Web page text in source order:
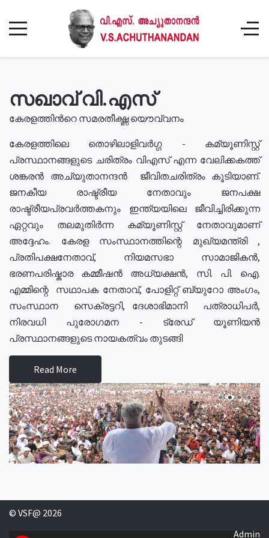
സഖാവ് വി.എസ്
കേരളത്തിൻറെ സമരതീക്ഷ്ണ യൌവ്വനം
കേരളത്തിലെ തൊഴിലാളിവർഗ്ഗ - കമ്യൂണിസ്റ്റ്
പ്രസ്ഥാനങ്ങളുടെ ചരിത്രം വിഎസ് എന്ന വേലിക്കകത്ത്
ശങ്കരൻ അച്യുതാനന്ദൻ ജീവിതചരിത്രം കൂടിയാണ്.
ജനകീയ രാഷ്ട്രീയ നേതാവും ജനപക്ഷ
രാഷ്ട്രീയപ്രവർത്തകനും ഇന്ത്യയിലെ ജീവിച്ചിരിക്കുന്ന
ഏറ്റവും തലമുതിർന്ന കമ്യൂണിസ്റ്റ് നേതാവുമാണ്
അദ്ദേഹം. കേരള സംസ്ഥാനത്തിന്റെ മുഖ്യമന്ത്രി ,
പ്രതിപക്ഷനേതാവ്, നിയമസഭാ സാമാജികൻ,
ഭരണപരിഷ്കാര കമ്മീഷൻ അധ്യക്ഷൻ, സി. പി. ഐ.
എമ്മിന്റെ സഥാപക നേതാവ്, പോളിറ്റ് ബ്യുറോ അംഗം,
സംസ്ഥാന സെക്രട്ടറി, ദേശാഭിമാനി പത്രാധിപർ,
നിരവധി പുരോഗമന - ട്രേഡ് യൂണിയൻ
പ്രസ്ഥാനങ്ങളുടെ നായകത്വം തുടങ്ങി
Read More
© VSF@ 2026
Admin